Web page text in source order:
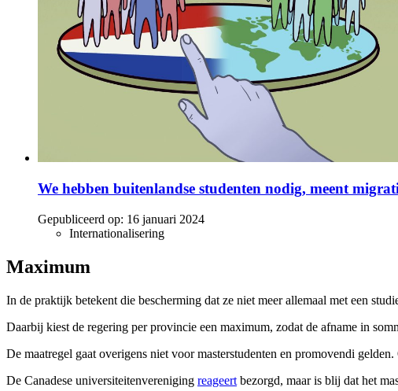
We hebben buitenlandse studenten nodig, meent
Gepubliceerd op: 16 januari 2024
Internationalisering
Maximum
In de praktijk betekent die bescherming dat ze niet meer allemaal met een
Daarbij kiest de regering per provincie een maximum, zodat de afname in
De maatregel gaat overigens niet voor masterstudenten en promovendi
De Canadese universiteitenvereniging reageert bezorgd, maar is blij dat het